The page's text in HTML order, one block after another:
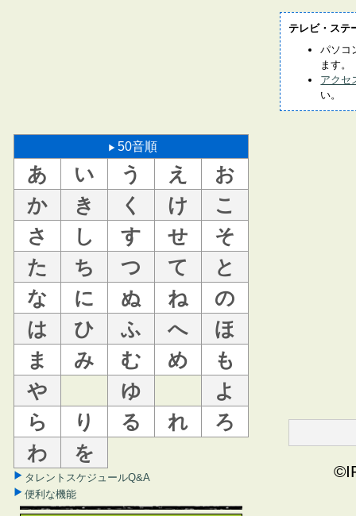
50音順
あ い う え
お
か
き く け
こ
さ
し す せ
そ
た
ち つ て
と
な
に ぬ ね
の
は
ひ ふ へ
ほ
ま
み む め
も
や
ゆ
よ
ら
り る れ
ろ
わ
を
タレントスケジュールQ&A
便利な機能
テレビ・ステ
パソコ
ます。
アクセ
い。